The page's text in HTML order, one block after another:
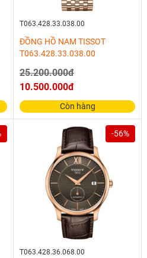
T063.428.33.038.00
ĐỒNG HỒ NAM TISSOT
T063.428.33.038.00
25.200.000đ
10.500.000đ
Còn hàng
-56%
T063.428.36.068.00